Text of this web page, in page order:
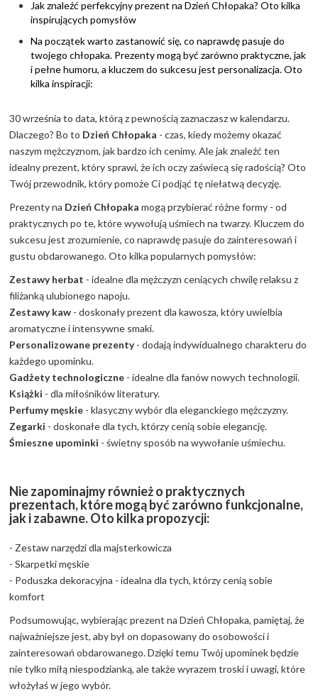
Jak znaleźć perfekcyjny prezent na Dzień Chłopaka? Oto kilka
inspirujących pomysłów
Na początek warto zastanowić się, co naprawdę pasuje do
twojego chłopaka. Prezenty mogą być zarówno praktyczne, jak
i pełne humoru, a kluczem do sukcesu jest personalizacja. Oto
kilka inspiracji:
30 września to data, którą z pewnością zaznaczasz w kalendarzu.
Dlaczego? Bo to Dzień Chłopaka - czas, kiedy możemy okazać
naszym mężczyznom, jak bardzo ich cenimy. Ale jak znaleźć ten
idealny prezent, który sprawi, że ich oczy zaświecą się radością? Oto
Twój przewodnik, który pomoże Ci podjąć tę niełatwą decyzję.
Prezenty na Dzień Chłopaka mogą przybierać różne formy - od
praktycznych po te, które wywołują uśmiech na twarzy. Kluczem do
sukcesu jest zrozumienie, co naprawdę pasuje do zainteresowań i
gustu obdarowanego. Oto kilka popularnych pomysłów:
Zestawy herbat - idealne dla mężczyzn ceniących chwilę relaksu z
filiżanką ulubionego napoju.
Zestawy kaw - doskonały prezent dla kawosza, który uwielbia
aromatyczne i intensywne smaki.
Personalizowane prezenty- dodają indywidualnego charakteru do
każdego upominku.
Gadżety technologiczne - idealne dla fanów nowych technologii.
Książki - dla miłośników literatury.
Perfumy męskie - klasyczny wybór dla eleganckiego mężczyzny.
Zegarki - doskonałe dla tych, którzy cenią sobie elegancję.
Śmieszne upominki - świetny sposób na wywołanie uśmiechu.
Nie zapominajmy również o praktycznych
prezentach, które mogą być zarówno funkcjonalne,
jak i zabawne. Oto kilka propozycji:
- Zestaw narzędzi dla majsterkowicza
- Skarpetki męskie
- Poduszka dekoracyjna - idealna dla tych, którzy cenią sobie
komfort
Podsumowując, wybierając prezent na Dzień Chłopaka, pamiętaj, że
najważniejsze jest, aby był on dopasowany do osobowości i
zainteresowań obdarowanego. Dzięki temu Twój upominek będzie
nie tylko miłą niespodzianką, ale także wyrazem troski i uwagi, które
włożyłaś w jego wybór.